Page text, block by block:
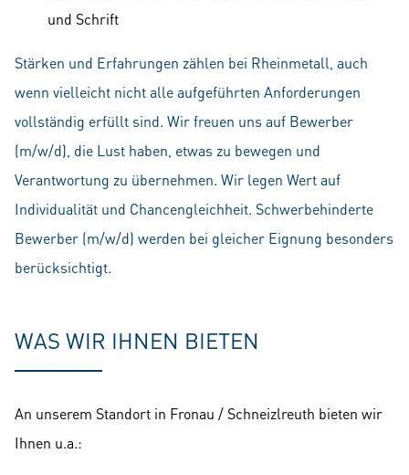
und Schrift
Stärken und Erfahrungen zählen bei Rheinmetall, auch
wenn vielleicht nicht alle aufgeführten Anforderungen
vollständig erfüllt sind. Wir freuen uns auf Bewerber
(m/w/d), die Lust haben, etwas zu bewegen und
Verantwortung zu übernehmen. Wir legen Wert auf
Individualität und Chancengleichheit. Schwerbehinderte
Bewerber (m/w/d) werden bei gleicher Eignung besonders
berücksichtigt.
WAS WIR IHNEN BIETEN
An unserem Standort in Fronau / Schneizlreuth bieten wir
Ihnen u.a.: